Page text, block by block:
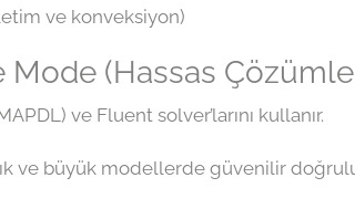
ve konveksiyon)
Mode (Hassas
ve Fluent solver’larını kullanır.
ve büyük modellerde güvenilir